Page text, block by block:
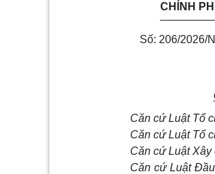
CHÍNH
Số: 206/2026/
Căn cứ Luật Tổ
Căn cứ Luật Tổ
Căn cứ Luật Xây
Căn cứ Luật